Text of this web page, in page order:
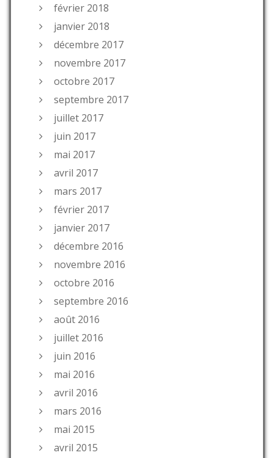
février 2018
janvier 2018
décembre 2017
novembre 2017
octobre 2017
septembre 2017
juillet 2017
juin 2017
mai 2017
avril 2017
mars 2017
février 2017
janvier 2017
décembre 2016
novembre 2016
octobre 2016
septembre 2016
août 2016
juillet 2016
juin 2016
mai 2016
avril 2016
mars 2016
mai 2015
avril 2015